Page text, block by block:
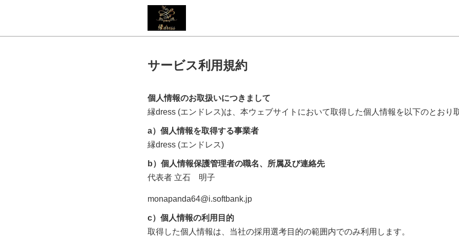
サービス利用規約
個人情報のお取扱いにつきまして
縁dress (エンドレス)は、本ウェブサイトにおいて取得した個人情報を以下のとおり
a）個人情報を取得する事業者
縁dress (エンドレス)
b）個人情報保護管理者の職名、所属及び連絡先
代表者 立石 明子
monapanda64@i.softbank.jp
c）個人情報の利用目的
取得した個人情報は、当社の採用選考目的の範囲内でのみ利用します。